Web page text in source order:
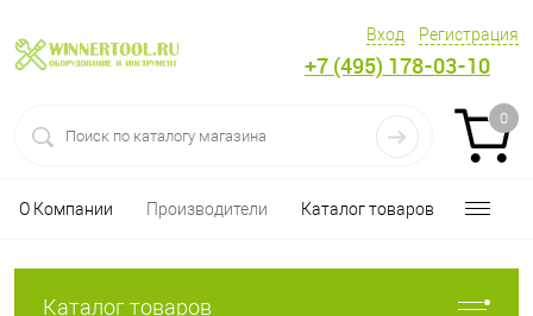
Вход Регистрация
+7 (495) 178-03-10
0
О Компании Производители Каталог товаров
Каталог товаров